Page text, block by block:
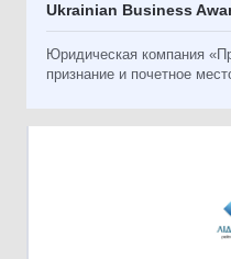
Ukrainian Business
Юридическая компания
признание и почетное